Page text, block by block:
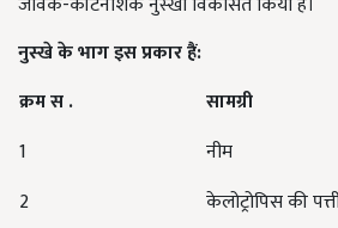
नुस्खे के भाग इस प्रकार हैं:
क्रम स .
सामग्री
1
नीम
2
केलोट्रोपिस की